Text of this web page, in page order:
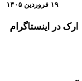
۱۹ فروردین ۱۴۰۵
ارک در اینستاگرام